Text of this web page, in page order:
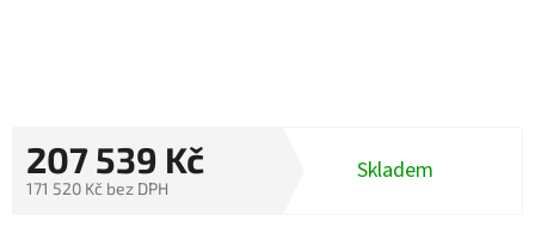
207 539 Kč
171 520 Kč bez DPH
Skladem